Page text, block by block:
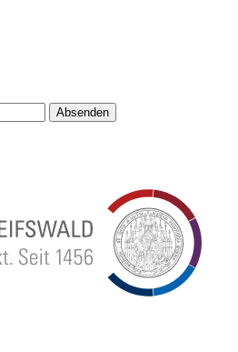
Absenden